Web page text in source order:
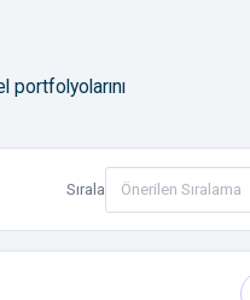
portfolyolarını
Sırala